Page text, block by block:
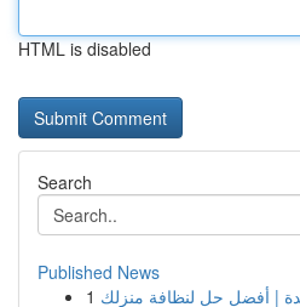
HTML is disabled
Search
Published News
1 | أفضل حل لنظافة منزلك